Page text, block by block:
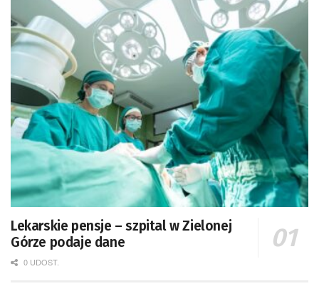
Lekarskie pensje – szpital w Zielonej
Górze podaje dane
0 UDOST.